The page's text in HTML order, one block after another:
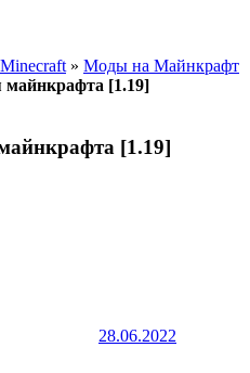
» Моды на Майнкрафт
майнкрафта [1.19]
[1.19]
28.06.2022